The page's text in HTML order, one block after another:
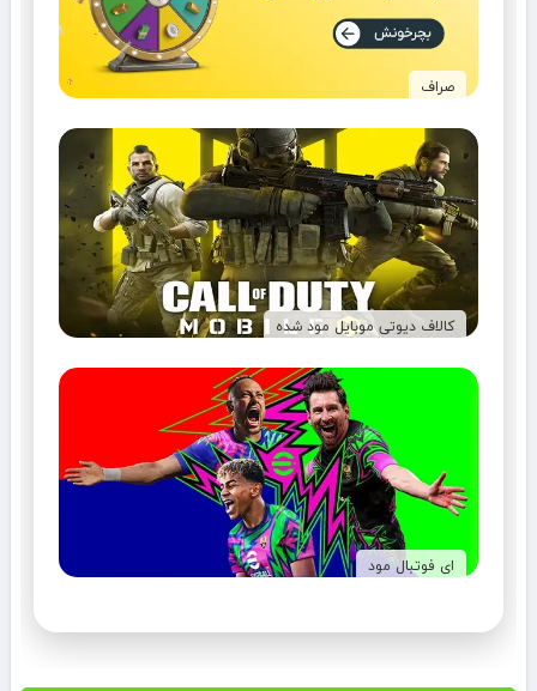
صراف
کالاف دیوتی موبایل مود شده
ای فوتبال مود